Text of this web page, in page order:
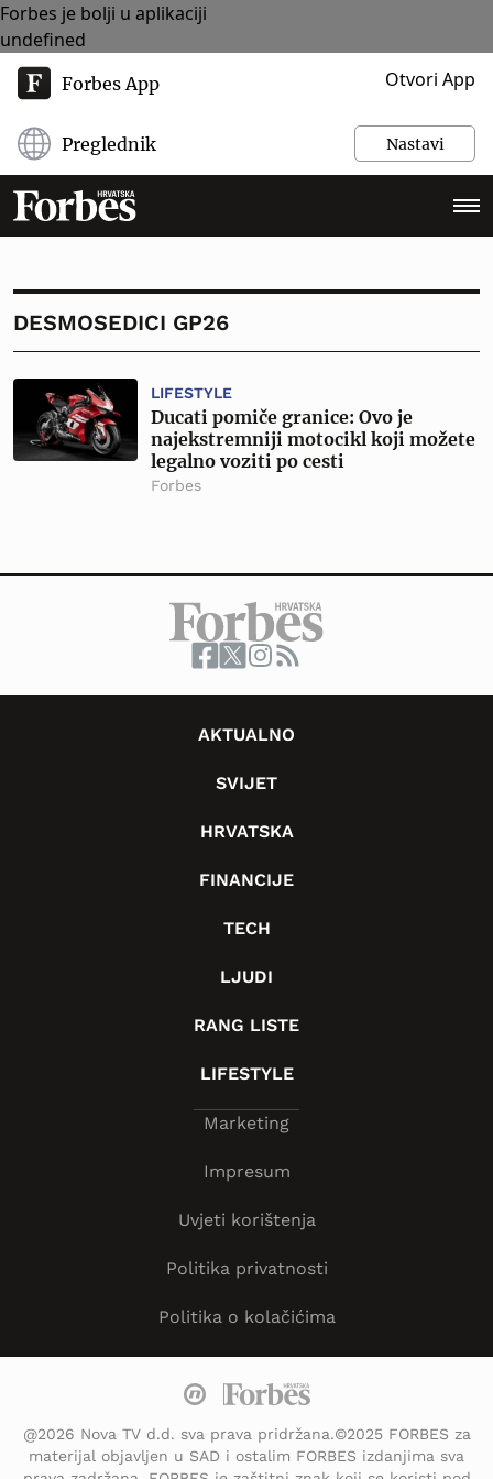
Forbes je bolji u aplikaciji
undefined
Forbes App Otvori App
Preglednik Nastavi
DESMOSEDICI GP26
LIFESTYLE
Ducati pomiče granice: Ovo je
najekstremniji motocikl koji možete
legalno voziti po cesti
Forbes
AKTUALNO
SVIJET
HRVATSKA
FINANCIJE
TECH
LJUDI
RANG LISTE
LIFESTYLE
Marketing
Impresum
Uvjeti korištenja
Politika privatnosti
Politika o kolačićima
@2026 Nova TV d.d. sva prava pridržana.©2025 FORBES za
materijal objavljen u SAD i ostalim FORBES izdanjima sva